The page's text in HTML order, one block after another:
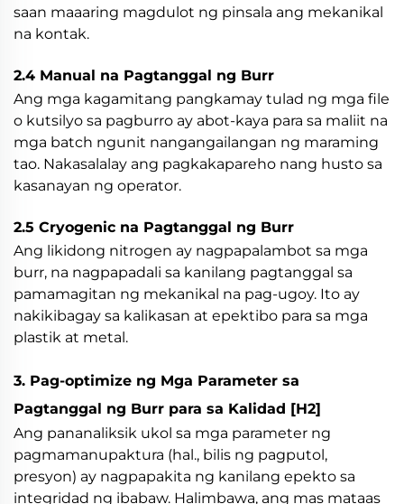
saan maaaring magdulot ng pinsala ang mekanikal
na kontak.
2.4 Manual na Pagtanggal ng Burr
Ang mga kagamitang pangkamay tulad ng mga file
o kutsilyo sa pagburro ay abot-kaya para sa maliit na
mga batch ngunit nangangailangan ng maraming
tao. Nakasalalay ang pagkakapareho nang husto sa
kasanayan ng operator.
2.5 Cryogenic na Pagtanggal ng Burr
Ang likidong nitrogen ay nagpapalambot sa mga
burr, na nagpapadali sa kanilang pagtanggal sa
pamamagitan ng mekanikal na pag-ugoy. Ito ay
nakikibagay sa kalikasan at epektibo para sa mga
plastik at metal.
3. Pag-optimize ng Mga Parameter sa
Pagtanggal ng Burr para sa Kalidad [H2]
Ang pananaliksik ukol sa mga parameter ng
pagmamanupaktura (hal., bilis ng pagputol,
presyon) ay nagpapakita ng kanilang epekto sa
integridad ng ibabaw. Halimbawa, ang mas mataas